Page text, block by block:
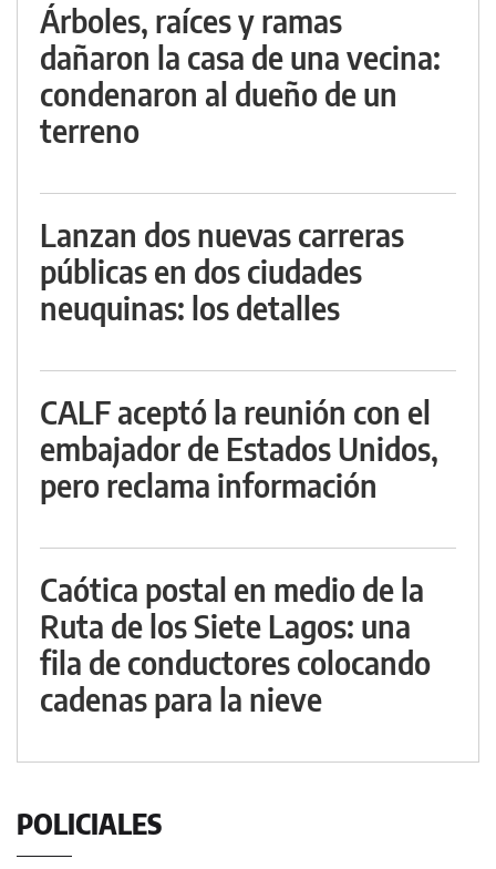
Árboles, raíces y ramas
dañaron la casa de una vecina:
condenaron al dueño de un
terreno
Lanzan dos nuevas carreras
públicas en dos ciudades
neuquinas: los detalles
CALF aceptó la reunión con el
embajador de Estados Unidos,
pero reclama información
Caótica postal en medio de la
Ruta de los Siete Lagos: una
fila de conductores colocando
cadenas para la nieve
POLICIALES